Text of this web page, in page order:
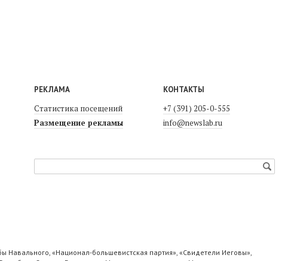
РЕКЛАМА
Статистика посещений
Размещение рекламы
КОНТАКТЫ
+7 (391) 205-0-555
info@newslab.ru
«Национал-большевистская партия», «Свидетели Иеговы»,